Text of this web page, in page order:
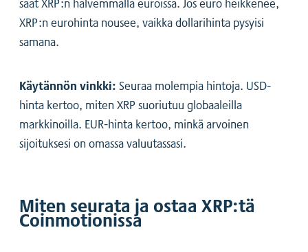
XRP:n eurohinta nousee, vaikka dollarihinta pysyisi
samana.
Käytännön vinkki:Seuraa molempia hintoja. USD-
hinta kertoo, miten XRP suoriutuu globaaleilla
markkinoilla. EUR-hinta kertoo, minkä arvoinen
sijoituksesi on omassa valuutassasi.
Miten seurata ja ostaa XRP:tä
Coinmotionissa